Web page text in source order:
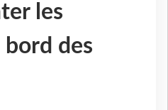
les
bord des